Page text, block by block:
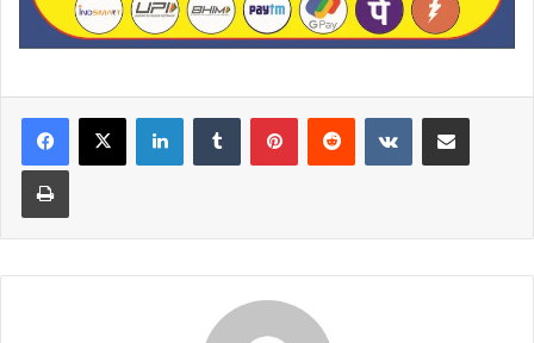
LinkedInTumblr PinterestReddit VKontakteShare via Email
Print